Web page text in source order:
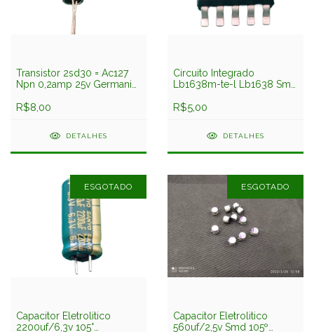
Transistor 2sd30 = Ac127
Npn 0,2amp 25v Germanio
R$8,00
DETALHES
Circuito Integrado
Lb1638m-te-l Lb1638 Smd
R$5,00
DETALHES
ESGOTADO
Capacitor Eletrolitico
2200uf/6,3v 105°
ESGOTADO
Capacitor Eletrolitico
560uf/2,5v Smd 105º